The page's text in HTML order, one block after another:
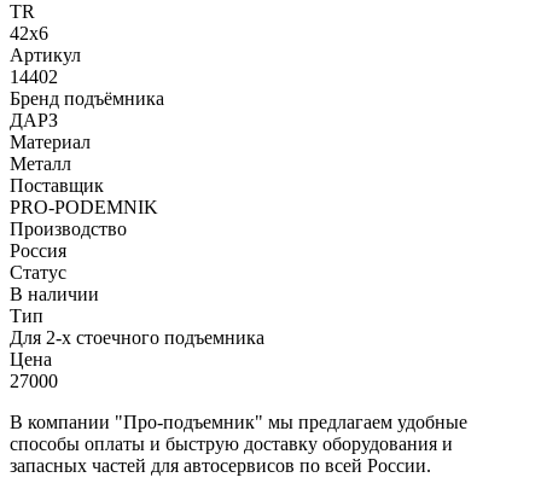
TR
42x6
Артикул
14402
Бренд подъёмника
ДАРЗ
Материал
Металл
Поставщик
PRO-PODEMNIK
Производство
Россия
Статус
В наличии
Тип
Для 2-х стоечного подъемника
Цена
27000
В компании "Про-подъемник" мы предлагаем удобные
способы оплаты и быструю доставку оборудования и
запасных частей для автосервисов по всей России.